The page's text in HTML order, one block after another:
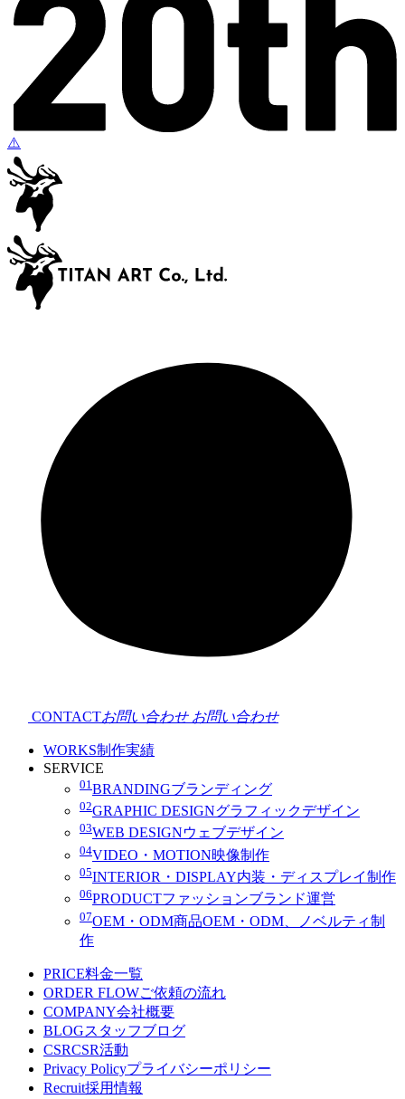
CONTACTお問い合わせ お問い合わせ
WORKS制作実績
SERVICE
01 BRANDINGブランディング
02GRAPHIC DESIGNグラフィックデザイン
03WEB DESIGNウェブデザイン
04VIDEO・MOTION映像制作
05INTERIOR・DISPLAY内装・ディスプレイ制作
06PRODUCTファッションブランド運営
07OEM・ODM商品OEM・ODM、ノベルティ制
作
PRICE料金一覧
ORDER FLOWご依頼の流れ
COMPANY会社概要
BLOGスタッフブログ
CSRCSR活動
Privacy Policyプライバシーポリシー
Recruit採用情報